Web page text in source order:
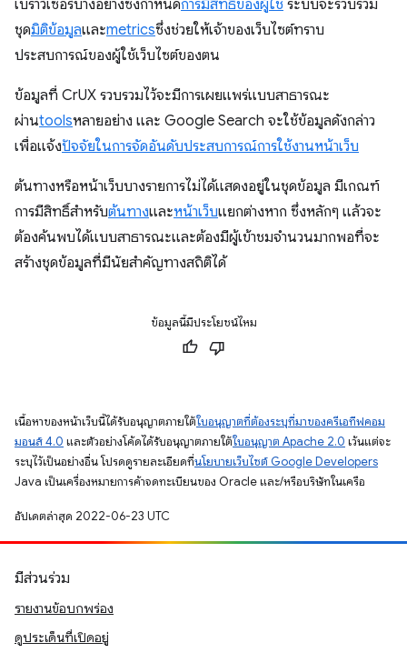
เบราว์เซอร์บางอย่างซึ่งกำหนดการมีสิทธิ์ของผู้ใช้ ระบบจะรวบรวม
ชุดมิติข้อมูลและmetricsซึ่งช่วยให้เจ้าของเว็บไซต์ทราบ
ประสบการณ์ของผู้ใช้เว็บไซต์ของตน
ข้อมูลที่ CrUX รวบรวมไว้จะมีการเผยแพร่แบบสาธารณะ
ผ่านtoolsหลายอย่าง และ Google Search จะใช้ข้อมูลดังกล่าว
เพื่อแจ้งปัจจัยในการจัดอันดับประสบการณ์การใช้งานหน้าเว็บ
ต้นทางหรือหน้าเว็บบางรายการไม่ได้แสดงอยู่ในชุดข้อมูล มีเกณฑ์
การมีสิทธิ์สำหรับต้นทางและหน้าเว็บแยกต่างหาก ซึ่งหลักๆ แล้วจะ
ต้องค้นพบได้แบบสาธารณะและต้องมีผู้เข้าชมจำนวนมากพอที่จะ
สร้างชุดข้อมูลที่มีนัยสำคัญทางสถิติได้
ข้อมูลนี้มีประโยชน์ไหม
เนื้อหาของหน้าเว็บนี้ได้รับอนุญาตภายใต้ใบอนุญาตที่ต้องระบุที่มาของครีเอทีฟคอม
มอนส์ 4.0 และตัวอย่างโค้ดได้รับอนุญาตภายใต้ใบอนุญาต Apache 2.0 เว้นแต่จะ
ระบุไว้เป็นอย่างอื่น โปรดดูรายละเอียดที่นโยบายเว็บไซต์ Google Developers
Java เป็นเครื่องหมายการค้าจดทะเบียนของ Oracle และ/หรือบริษัทในเครือ
อัปเดตล่าสุด 2022-06-23 UTC
มีส่วนร่วม
รายงานข้อบกพร่อง
ดูประเด็นที่เปิดอยู่